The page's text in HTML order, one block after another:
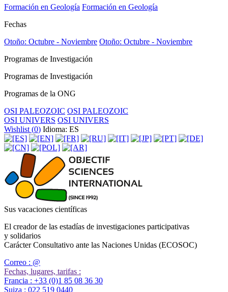
Formación en Geología Formación en Geología
Fechas
Otoño: Octubre - Noviembre Otoño: Octubre - Noviembre
Programas de Investigación
Programas de Investigación
Programas de la ONG
OSI PALEOZOIC OSI PALEOZOIC
OSI UNIVERS OSI UNIVERS
Wishlist (0) Idioma: ES
Sus vacaciones científicas
El creador de las estadías de investigaciones participativas
y solidarios
Carácter Consultativo ante las Naciones Unidas (ECOSOC)
Correo : @
Fechas, lugares, tarifas :
Francia : +33 (0)1 85 08 36 30
Suiza : 022 519 0440